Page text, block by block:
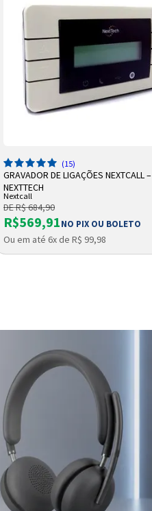
ADICIONAR A SACOLA
(15)
GRAVADOR DE LIGAÇÕES NEXTCALL –
NEXTTECH
Nextcall
DE R$ 684,90
R$569,91NO PIX OU BOLETO
Ou em até 6x de R$ 99,98